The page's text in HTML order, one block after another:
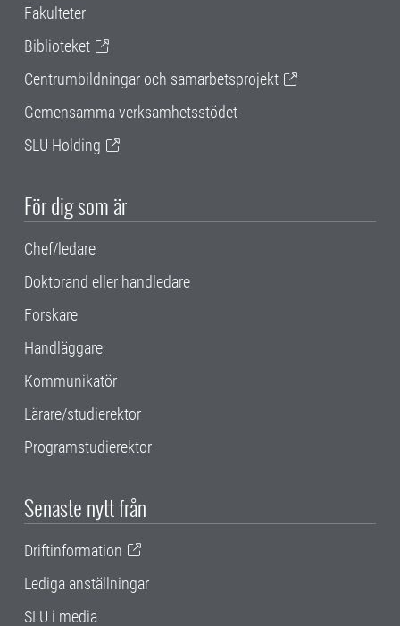
Fakulteter
Biblioteket
Centrumbildningar och samarbetsprojekt
Gemensamma verksamhetsstödet
SLU Holding
För dig som är
Chef/ledare
Doktorand eller handledare
Forskare
Handläggare
Kommunikatör
Lärare/studierektor
Programstudierektor
Senaste nytt från
Driftinformation
Lediga anställningar
SLU i media